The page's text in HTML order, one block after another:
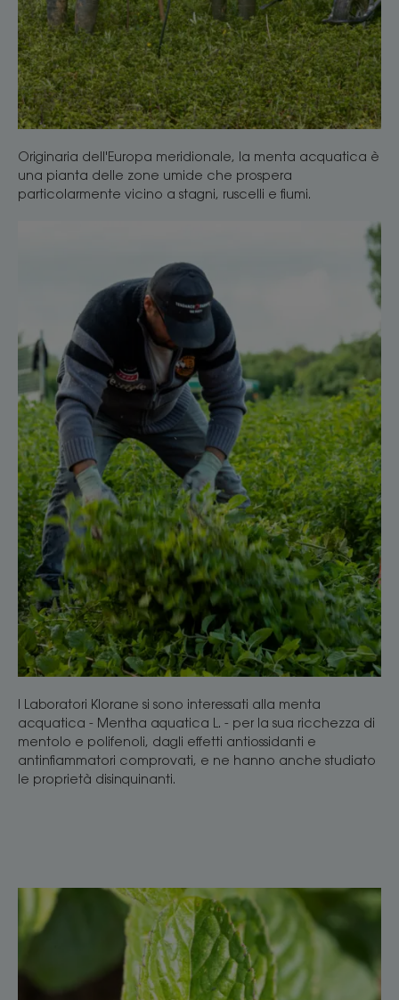
Originaria dell'Europa meridionale, la menta acquatica è
una pianta delle zone umide che prospera
particolarmente vicino a stagni, ruscelli e fiumi.
I Laboratori Klorane si sono interessati alla menta
acquatica - Mentha aquatica L. - per la sua ricchezza di
mentolo e polifenoli, dagli effetti antiossidanti e
antinfiammatori comprovati, e ne hanno anche studiato
le proprietà disinquinanti.